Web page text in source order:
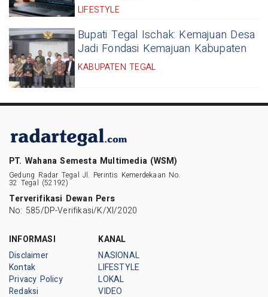
LIFESTYLE
Bupati Tegal Ischak: Kemajuan Desa
Jadi Fondasi Kemajuan Kabupaten
KABUPATEN TEGAL
PT. Wahana Semesta Multimedia (WSM)
Gedung Radar Tegal Jl. Perintis Kemerdekaan No.
32 Tegal (52192)
Terverifikasi Dewan Pers
No: 585/DP-Verifikasi/K/XI/2020
INFORMASI
Disclaimer
Kontak
Privacy Policy
Redaksi
KANAL
NASIONAL
LIFESTYLE
LOKAL
VIDEO